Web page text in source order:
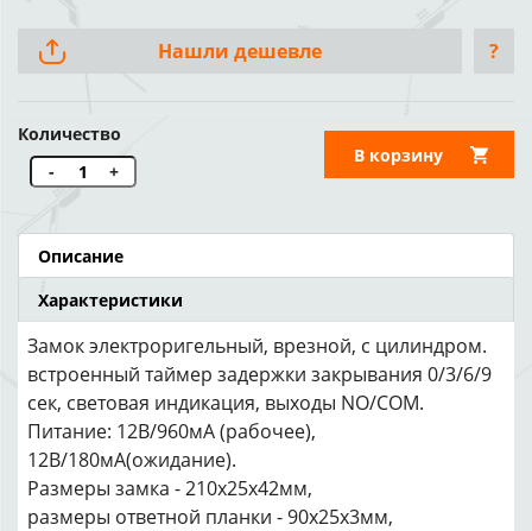
Нашли дешевле ?
Количество
-
+
В корзину
Описание
Характеристики
Замок электроригельный, врезной, с цилиндром.
встроенный таймер задержки закрывания 0/3/6/9
сек, световая индикация, выходы NO/COM.
Питание: 12В/960мА (рабочее),
12В/180мА(ожидание).
Размеры замка - 210х25х42мм,
размеры ответной планки - 90х25х3мм,